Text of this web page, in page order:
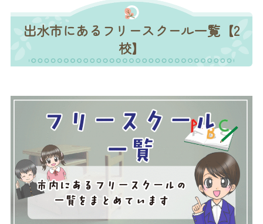
出水市にあるフリースクール一覧【2
校】